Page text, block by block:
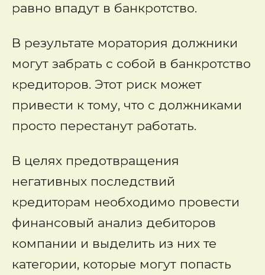
равно впадут в банкротство.
В результате моратория должники
могут забрать с собой в банкротство
кредиторов. Этот риск может
привести к тому, что с должниками
просто перестанут работать.
В целях предотвращения
негативных последствий
кредиторам необходимо провести
финансовый анализ дебиторов
компании и выделить из них те
категории, которые могут попасть